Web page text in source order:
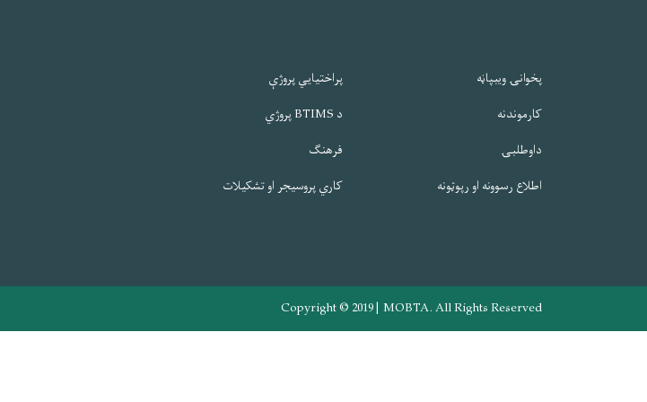
پخوانۍ ویبپاڼه
کارموندنه
داوطلبۍ
اطلاع رسوونه او رپوټونه
پراختیایي پروژې
د BTIMS پروژي
فرهنګ
کاري پروسیجر او تشکیلات
Copyright © 2019 | MOBTA. All Rights Reserved